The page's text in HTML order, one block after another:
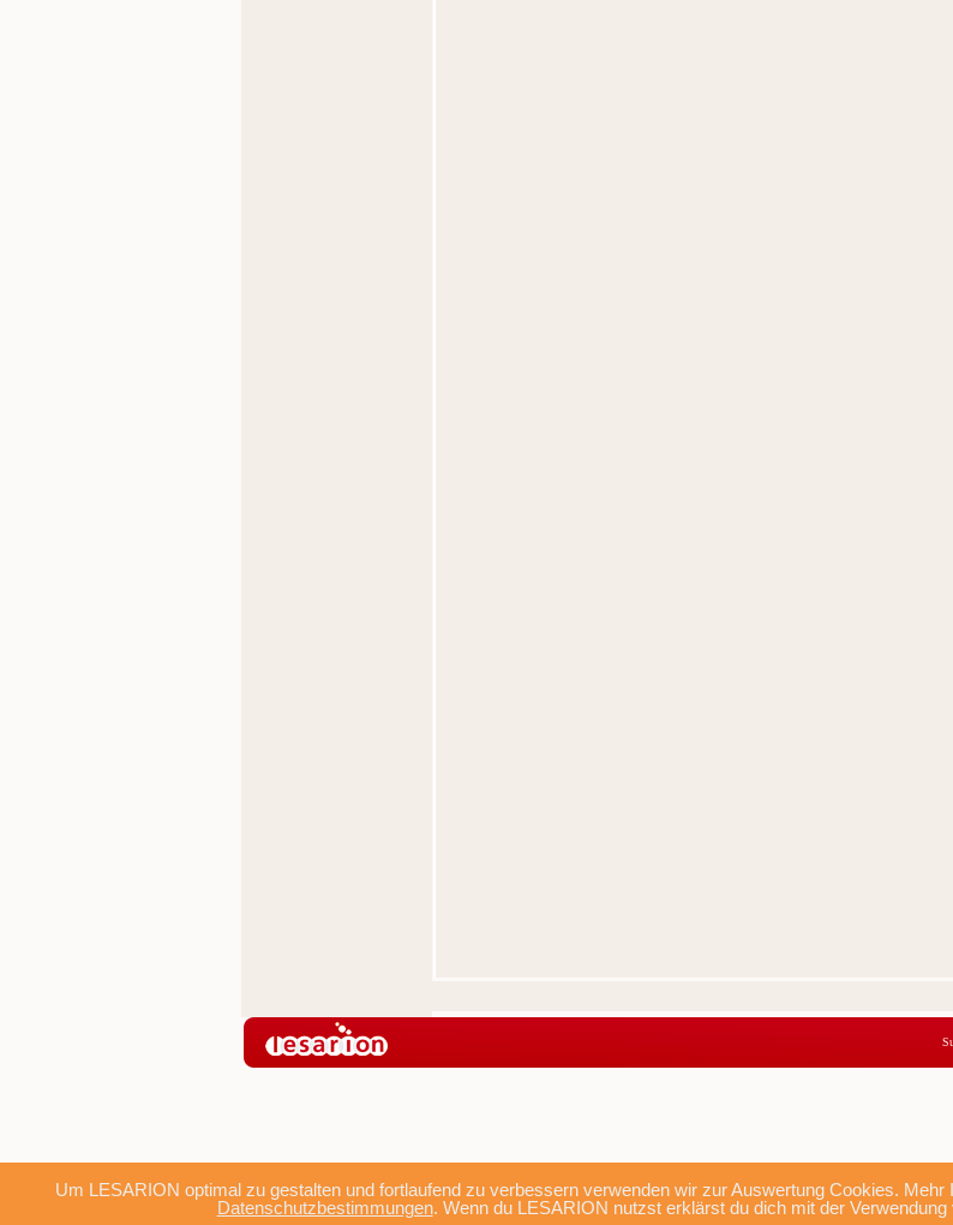
Um LESARION optimal zu gestalten und fortlaufend zu verbessern verwenden wir zur Auswertung Cookies.
Datenschutzbestimmungen. Wenn du LESARION nutzst erklärst du dich mit der